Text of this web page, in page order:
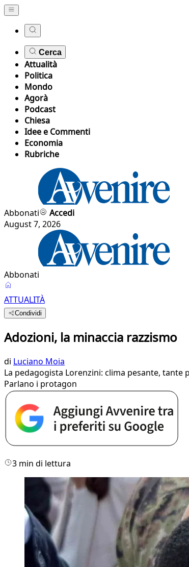
Cerca
Attualità
Politica
Mondo
Agorà
Podcast
Chiesa
Idee e Commenti
Economia
Rubriche
Abbonati
Accedi
August 7, 2026
Abbonati
ATTUALITÀ
Condividi
Adozioni, la minaccia razzismo
di Luciano Moia
La pedagogista Lorenzini: clima pesante,
Parlano i protagon
3 min di lettura